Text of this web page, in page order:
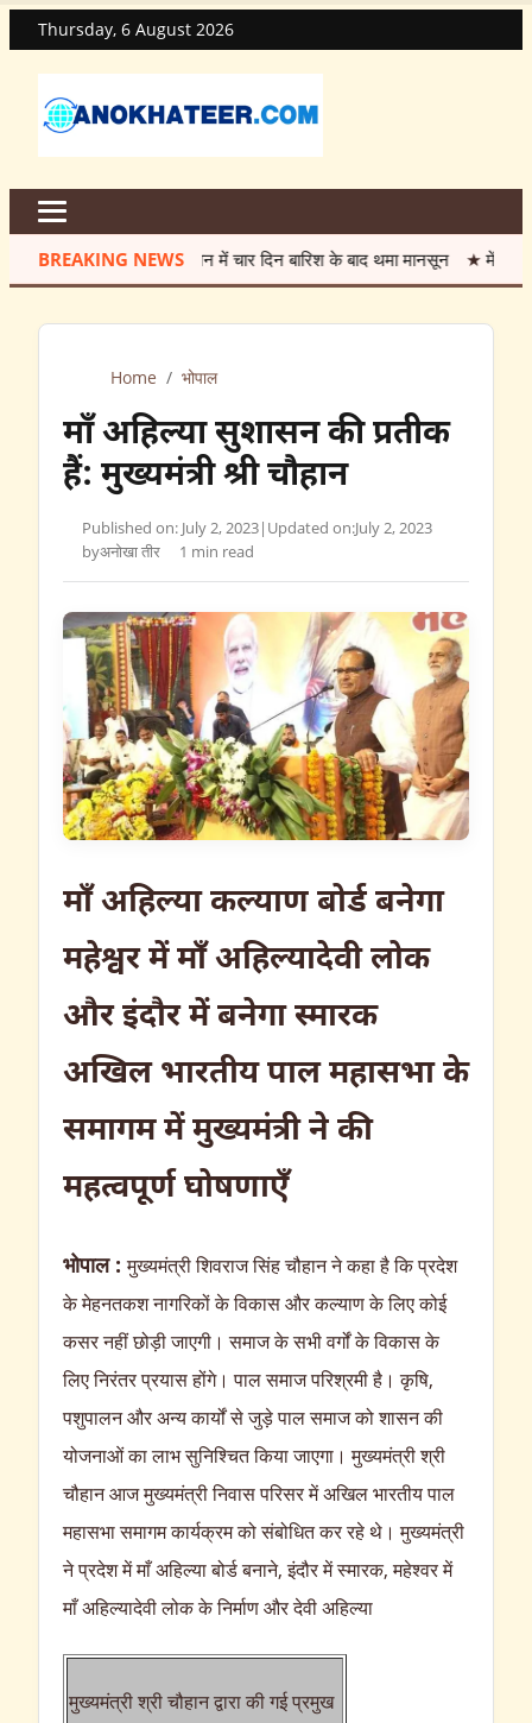
Thursday, 6 August 2026
BREAKING NEWS
सावन में चार दिन बारिश के बाद थमा मानसून ★ मेंटेनेंस के नाम पर आठ
Home / भोपाल
माँ अहिल्या सुशासन की प्रतीक
हैं: मुख्यमंत्री श्री चौहान
Published on: July 2, 2023| Updated on:July 2, 2023
byअनोखा तीर 1 min read
माँ अहिल्या कल्याण बोर्ड बनेगा
महेश्वर में माँ अहिल्यादेवी लोक
और इंदौर में बनेगा स्मारक
अखिल भारतीय पाल महासभा के
समागम में मुख्यमंत्री ने की
महत्वपूर्ण घोषणाएँ
भोपाल : मुख्यमंत्री शिवराज सिंह चौहान ने कहा है कि प्रदेश
के मेहनतकश नागरिकों के विकास और कल्याण के लिए कोई
कसर नहीं छोड़ी जाएगी। समाज के सभी वर्गों के विकास के
लिए निरंतर प्रयास होंगे। पाल समाज परिश्रमी है। कृषि,
पशुपालन और अन्य कार्यों से जुड़े पाल समाज को शासन की
योजनाओं का लाभ सुनिश्चित किया जाएगा। मुख्यमंत्री श्री
चौहान आज मुख्यमंत्री निवास परिसर में अखिल भारतीय पाल
महासभा समागम कार्यक्रम को संबोधित कर रहे थे। मुख्यमंत्री
ने प्रदेश में माँ अहिल्या बोर्ड बनाने, इंदौर में स्मारक, महेश्वर में
माँ अहिल्यादेवी लोक के निर्माण और देवी अहिल्या
मुख्यमंत्री श्री चौहान द्वारा की गई प्रमुख